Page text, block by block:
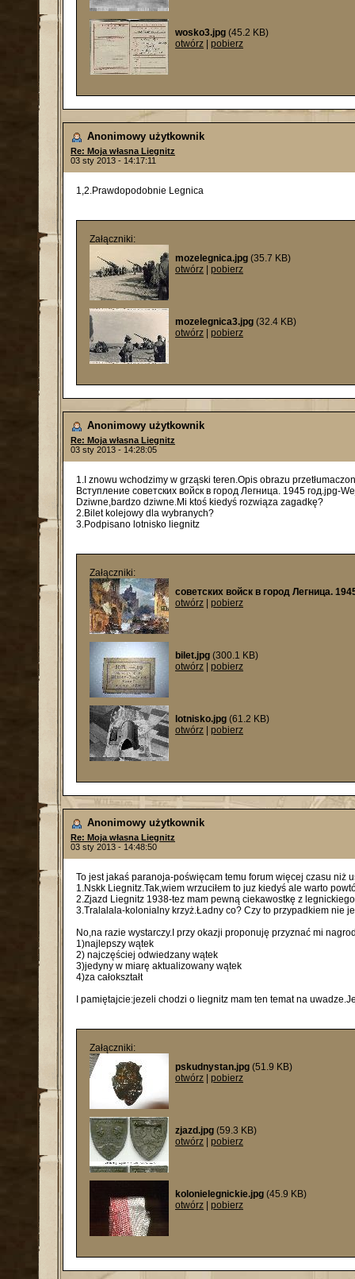
wosko3.jpg (45.2 KB)
otwórz
pobierz
Anonimowy użytkownik
Re: Moja własna Liegnitz
03 sty 2013 - 14:17:11
1,2.Prawdopodobnie Legnica
Załączniki:
mozelegnica.jpg (35.7 KB)
otwórz
pobierz
mozelegnica3.jpg (32.4 KB)
otwórz
pobierz
Anonimowy użytkownik
Re: Moja własna Liegnitz
03 sty 2013 - 14:28:05
1.I znowu wchodzimy w grząski teren.Opis obrazu
Вступление советских войск в город Легница. 1945
Dziwne,bardzo dziwne.Mi ktoś kiedyś rozwiąza zagadkę?
2.Bilet kolejowy dla wybranych?
3.Podpisano lotnisko liegnitz
Załączniki:
советских войск в город Легница.
otwórz
pobierz
bilet.jpg (300.1 KB)
otwórz
pobierz
lotnisko.jpg (61.2 KB)
otwórz
pobierz
Anonimowy użytkownik
Re: Moja własna Liegnitz
03 sty 2013 - 14:48:50
To jest jakaś paranoja-poświęcam temu forum więcej czasu niż
1.Nskk Liegnitz.Tak,wiem wrzuciłem to juz kiedyś ale warto
2.Zjazd Liegnitz 1938-tez mam pewną ciekawostkę z
3.Tralalala-kolonialny krzyż.Ładny co? Czy to przypadkiem nie
No,na razie wystarczy.I przy okazji proponuję przyznać mi
1)najlepszy wątek
2) najczęściej odwiedzany wątek
3)jedyny w miarę aktualizowany wątek
4)za całokształt
I pamiętajcie:jezeli chodzi o liegnitz mam ten temat na
Załączniki:
pskudnystan.jpg (51.9 KB)
otwórz
pobierz
zjazd.jpg (59.3 KB)
otwórz
pobierz
kolonielegnickie.jpg (45.9 KB)
otwórz
pobierz